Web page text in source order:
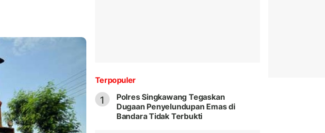
Terpopuler
1
Polres Singkawang Tegaskan
Dugaan Penyelundupan Emas di
Bandara Tidak Terbukti